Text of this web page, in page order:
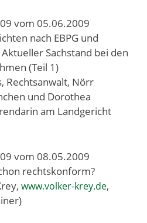
vom 05.06.2009
nach EBPG und
Sachstand bei den
(Teil 1)
Rechtsanwalt, Nörr
und Dorothea
am Landgericht
vom 08.05.2009
rechtskonform?
www.volker-krey.de,